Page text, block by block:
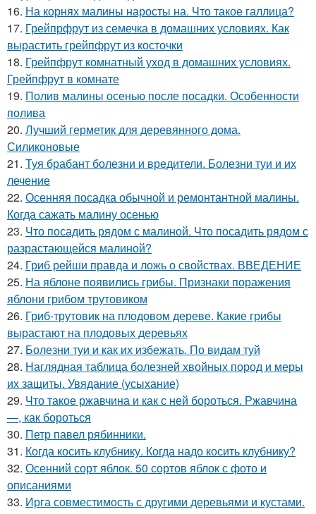
16. На корнях малины наросты на. Что такое галлица?
17. Грейпрфрут из семечка в домашних условиях. Как
вырастить грейпфрут из косточки
18. Грейпфрут комнатный уход в домашних условиях.
Грейпфрут в комнате
19. Полив малины осенью после посадки. Особенности
полива
20. Лучший герметик для деревянного дома.
Силиконовые
21. Туя брабант болезни и вредители. Болезни туи и их
лечение
22. Осенняя посадка обычной и ремонтантной малины.
Когда сажать малину осенью
23. Что посадить рядом с малиной. Что посадить рядом с
разрастающейся малиной?
24. Гриб рейши правда и ложь о свойствах. ВВЕДЕНИЕ
25. На яблоне появились грибы. Признаки поражения
яблони грибом трутовиком
26. Гриб-трутовик на плодовом дереве. Какие грибы
вырастают на плодовых деревьях
27. Болезни туи и как их избежать. По видам туй
28. Наглядная таблица болезней хвойных пород и меры
их защиты. Увядание (усыхание)
29. Что такое ржавчина и как с ней бороться. Ржавчина
—, как бороться
30. Петр павел рябинники.
31. Когда косить клубнику. Когда надо косить клубнику?
32. Осенний сорт яблок. 50 сортов яблок с фото и
описаниями
33. Ирга совместимость с другими деревьями и кустами.